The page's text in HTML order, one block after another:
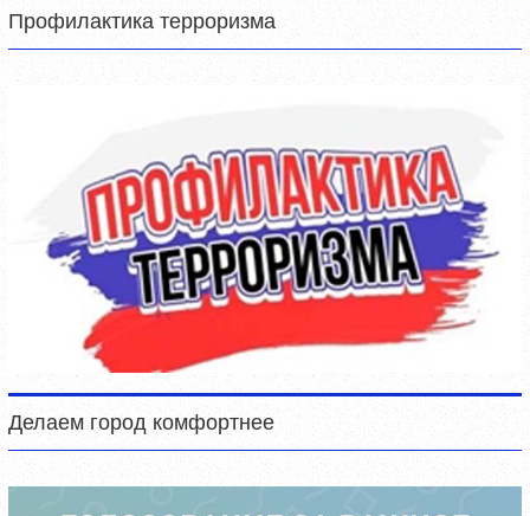
Профилактика терроризма
Делаем город комфортнее